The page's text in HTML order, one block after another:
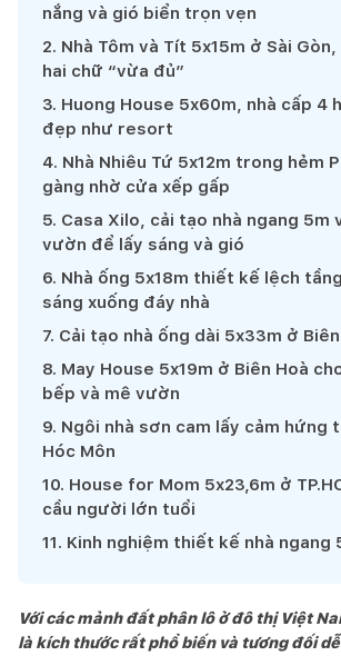
nắng và gió biển trọn vẹn
2. Nhà Tôm và Tít 5x15m ở Sài
hai chữ “vừa đủ”
3. Huong House 5x60m, nhà cấp 4
đẹp như resort
4. Nhà Nhiêu Tứ 5x12m trong hẻm
gàng nhờ cửa xếp gấp
5. Casa Xilo, cải tạo nhà ngang 5m
vườn để lấy sáng và gió
6. Nhà ống 5x18m thiết kế lệch
sáng xuống đáy nhà
7. Cải tạo nhà ống dài 5x33m ở
8. May House 5x19m ở Biên Hoà
bếp và mê vườn
9. Ngôi nhà sơn cam lấy cảm hứng
Hóc Môn
10. House for Mom 5x23,6m ở
cầu người lớn tuổi
11. Kinh nghiệm thiết kế nhà ngang
Với các mảnh đất phân lô ở đô thị Việt
là kích thước rất phổ biến và tương đối